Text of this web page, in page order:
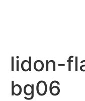
lidon-
bg06